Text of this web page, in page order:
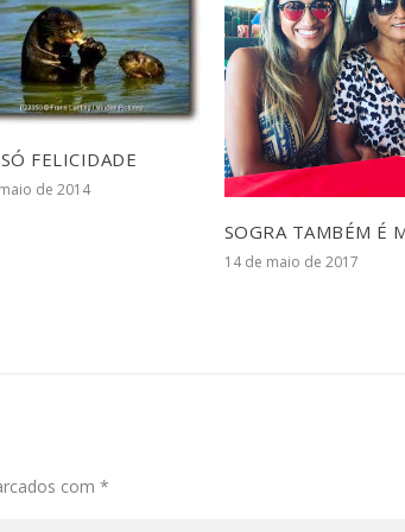
FELICIDADE
de 2014
SOGRA TAMBÉM É
14 de maio de 2017
com*